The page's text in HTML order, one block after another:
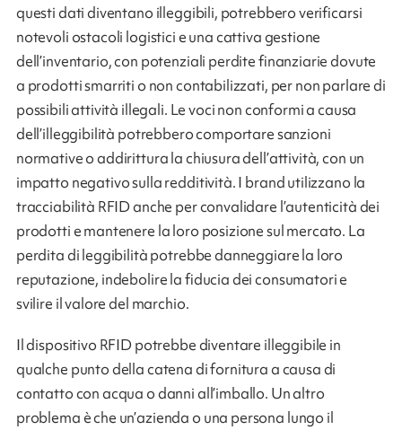
questi dati diventano illeggibili, potrebbero verificarsi
notevoli ostacoli logistici e una cattiva gestione
dell’inventario, con potenziali perdite finanziarie dovute
a prodotti smarriti o non contabilizzati, per non parlare di
possibili attività illegali. Le voci non conformi a causa
dell’illeggibilità potrebbero comportare sanzioni
normative o addirittura la chiusura dell’attività, con un
impatto negativo sulla redditività. I brand utilizzano la
tracciabilità RFID anche per convalidare l’autenticità dei
prodotti e mantenere la loro posizione sul mercato. La
perdita di leggibilità potrebbe danneggiare la loro
reputazione, indebolire la fiducia dei consumatori e
svilire il valore del marchio.
Il dispositivo RFID potrebbe diventare illeggibile in
qualche punto della catena di fornitura a causa di
contatto con acqua o danni all’imballo. Un altro
problema è che un’azienda o una persona lungo il